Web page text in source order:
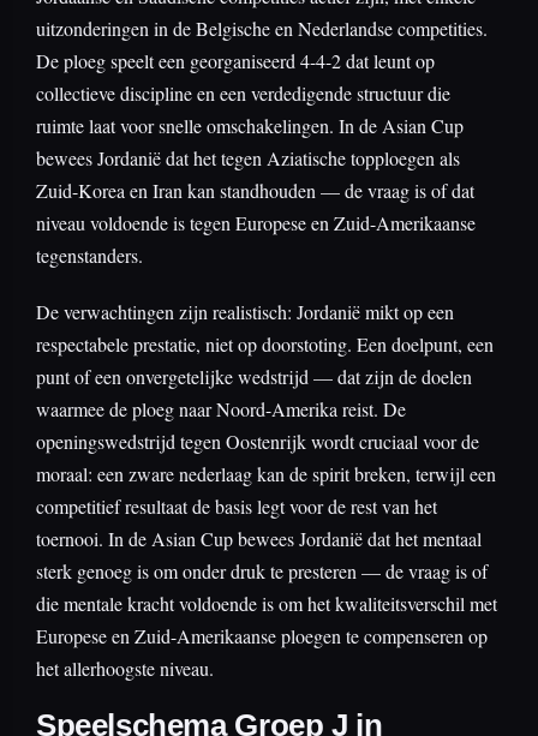
uitzonderingen in de Belgische en Nederlandse competities.
De ploeg speelt een georganiseerd 4-4-2 dat leunt op
collectieve discipline en een verdedigende structuur die
ruimte laat voor snelle omschakelingen. In de Asian Cup
bewees Jordanië dat het tegen Aziatische topploegen als
Zuid-Korea en Iran kan standhouden — de vraag is of dat
niveau voldoende is tegen Europese en Zuid-Amerikaanse
tegenstanders.
De verwachtingen zijn realistisch: Jordanië mikt op een
respectabele prestatie, niet op doorstoting. Een doelpunt, een
punt of een onvergetelijke wedstrijd — dat zijn de doelen
waarmee de ploeg naar Noord-Amerika reist. De
openingswedstrijd tegen Oostenrijk wordt cruciaal voor de
moraal: een zware nederlaag kan de spirit breken, terwijl een
competitief resultaat de basis legt voor de rest van het
toernooi. In de Asian Cup bewees Jordanië dat het mentaal
sterk genoeg is om onder druk te presteren — de vraag is of
die mentale kracht voldoende is om het kwaliteitsverschil met
Europese en Zuid-Amerikaanse ploegen te compenseren op
het allerhoogste niveau.
Speelschema Groep J in